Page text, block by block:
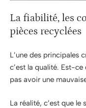
La fiabilité, les
pièces recyclées
L’une des principales
c’est la qualité. Est-
pas avoir une
La réalité, c’est que le